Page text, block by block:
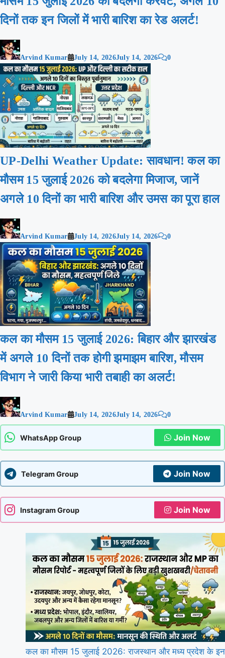
दिनों तक इन जिलों में भारी बारिश का रेड अलर्ट!
Arvind Kumar July 14, 2026July 14, 2026 0
UP-Delhi Weather Update: सावधान! कल का
मौसम 15 जुलाई 2026 को बदलेगा मिजाज, जानें
अगले 10 दिनों का भारी बारिश और उमस का पूरा हाल
Arvind Kumar July 14, 2026July 14, 2026 0
कल का मौसम 15 जुलाई 2026: बिहार और झारखंड
में अगले 10 दिनों तक होगी झमाझम बारिश, मौसम
विभाग ने जारी किया भारी तबाही का अलर्ट!
Arvind Kumar July 14, 2026July 14, 2026 0
WhatsApp Group Join Now
Telegram Group Join Now
Instagram Group Join Now
कल का मौसम 15 जुलाई 2026: राजस्थान और मध्य प्रदेश के इन